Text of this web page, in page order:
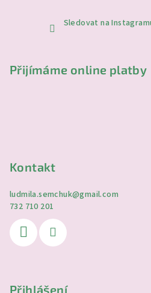
Sledovat na
Přijímáme online platby
Kontakt
ludmila.semchuk@gmail.com
732 710 201
Přihlášení